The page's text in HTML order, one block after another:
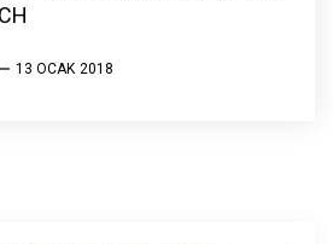
13 OCAK 2018